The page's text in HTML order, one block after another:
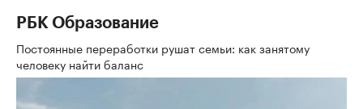
РБК Образование
Постоянные переработки рушат семьи: как занятому
человеку найти баланс